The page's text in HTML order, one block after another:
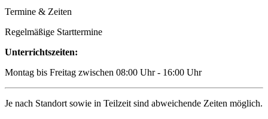
Termine & Zeiten
Regelmäßige Starttermine
Unterrichtszeiten:
Montag bis Freitag zwischen 08:00 Uhr - 16:00 Uhr
Je nach Standort sowie in Teilzeit sind abweichende Zeiten möglich.